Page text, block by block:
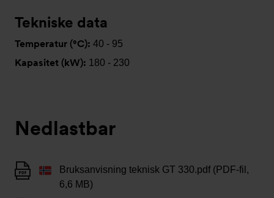
Tekniske data
Temperatur (°C): 40 - 95
Kapasitet (kW): 180 - 230
Nedlastbar
Bruksanvisning teknisk GT 330.pdf (PDF-fil,
6,6 MB)